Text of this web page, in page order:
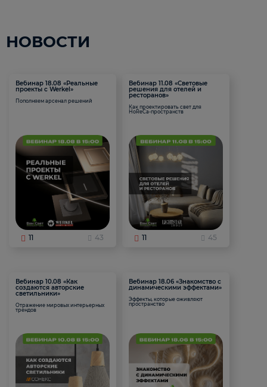
НОВОСТИ
Вебинар 18.08 «Реальные
проекты с Werkel»
Пополняем арсенал решений
11 43
Вебинар 11.08 «Световые
решения для отелей и
ресторанов»
Как проектировать свет для
HoReCa-пространств
11 45
Вебинар 10.08 «Как
создаются авторские
светильники»
Отражение мировых интерьерных
трендов
Вебинар 18.06 «Знакомство с
динамическими эффектами»
Эффекты, которые оживляют
пространство